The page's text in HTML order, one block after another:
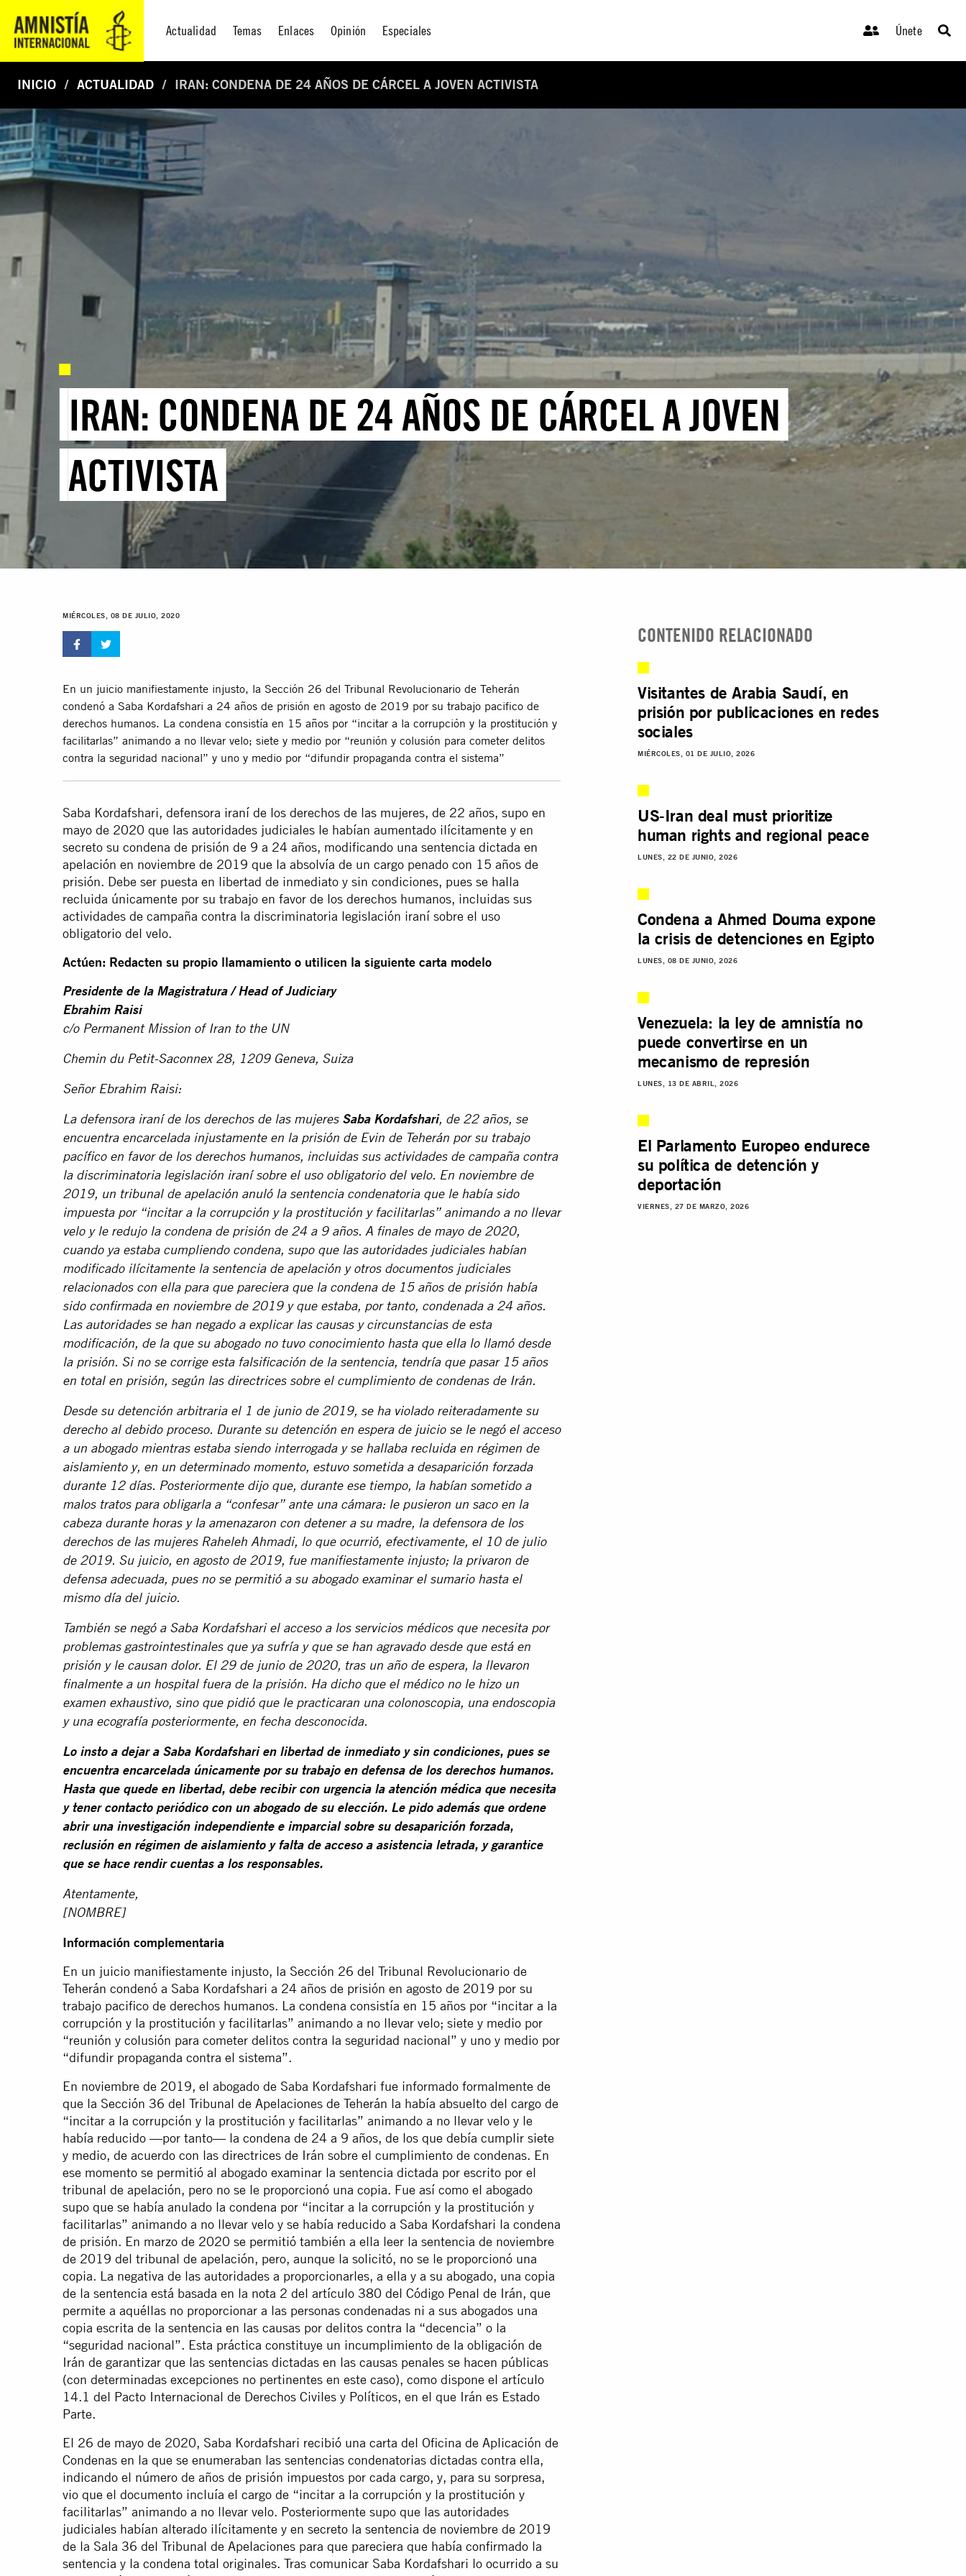
Actualidad Temas Enlaces Opinión Especiales Únete
INICIO ACTUALIDAD IRAN: CONDENA DE 24 AÑOS DE CÁRCEL A JOVEN ACTIVISTA
IRAN: CONDENA DE 24 AÑOS DE CÁRCEL A JOVEN
ACTIVISTA
MIÉRCOLES, 08 DE JULIO, 2020
En un juicio manifiestamente injusto, la Sección 26 del Tribunal Revolucionario de Teherán
condenó a Saba Kordafshari a 24 años de prisión en agosto de 2019 por su trabajo pacifico de
derechos humanos. La condena consistía en 15 años por “incitar a la corrupción y la prostitución y
facilitarlas” animando a no llevar velo; siete y medio por “reunión y colusión para cometer delitos
contra la seguridad nacional” y uno y medio por “difundir propaganda contra el sistema”
Saba Kordafshari, defensora iraní de los derechos de las mujeres, de 22 años, supo en
mayo de 2020 que las autoridades judiciales le habían aumentado ilícitamente y en
secreto su condena de prisión de 9 a 24 años, modificando una sentencia dictada en
apelación en noviembre de 2019 que la absolvía de un cargo penado con 15 años de
prisión. Debe ser puesta en libertad de inmediato y sin condiciones, pues se halla
recluida únicamente por su trabajo en favor de los derechos humanos, incluidas sus
actividades de campaña contra la discriminatoria legislación iraní sobre el uso
obligatorio del velo.
Actúen: Redacten su propio llamamiento o utilicen la siguiente carta modelo
Presidente de la Magistratura / Head of Judiciary
Ebrahim Raisi
c/o Permanent Mission of Iran to the UN
Chemin du Petit-Saconnex 28, 1209 Geneva, Suiza
Señor Ebrahim Raisi:
La defensora iraní de los derechos de las mujeres Saba Kordafshari, de 22 años, se
encuentra encarcelada injustamente en la prisión de Evin de Teherán por su trabajo
pacífico en favor de los derechos humanos, incluidas sus actividades de campaña contra
la discriminatoria legislación iraní sobre el uso obligatorio del velo. En noviembre de
2019, un tribunal de apelación anuló la sentencia condenatoria que le había sido
impuesta por “incitar a la corrupción y la prostitución y facilitarlas” animando a no llevar
velo y le redujo la condena de prisión de 24 a 9 años. A finales de mayo de 2020,
cuando ya estaba cumpliendo condena, supo que las autoridades judiciales habían
modificado ilícitamente la sentencia de apelación y otros documentos judiciales
relacionados con ella para que pareciera que la condena de 15 años de prisión había
sido confirmada en noviembre de 2019 y que estaba, por tanto, condenada a 24 años.
Las autoridades se han negado a explicar las causas y circunstancias de esta
modificación, de la que su abogado no tuvo conocimiento hasta que ella lo llamó desde
la prisión. Si no se corrige esta falsificación de la sentencia, tendría que pasar 15 años
en total en prisión, según las directrices sobre el cumplimiento de condenas de Irán.
Desde su detención arbitraria el 1 de junio de 2019, se ha violado reiteradamente su
derecho al debido proceso. Durante su detención en espera de juicio se le negó el acceso
a un abogado mientras estaba siendo interrogada y se hallaba recluida en régimen de
aislamiento y, en un determinado momento, estuvo sometida a desaparición forzada
durante 12 días. Posteriormente dijo que, durante ese tiempo, la habían sometido a
malos tratos para obligarla a “confesar” ante una cámara: le pusieron un saco en la
cabeza durante horas y la amenazaron con detener a su madre, la defensora de los
derechos de las mujeres Raheleh Ahmadi, lo que ocurrió, efectivamente, el 10 de julio
de 2019. Su juicio, en agosto de 2019, fue manifiestamente injusto; la privaron de
defensa adecuada, pues no se permitió a su abogado examinar el sumario hasta el
mismo día del juicio.
También se negó a Saba Kordafshari el acceso a los servicios médicos que necesita por
problemas gastrointestinales que ya sufría y que se han agravado desde que está en
prisión y le causan dolor. El 29 de junio de 2020, tras un año de espera, la llevaron
finalmente a un hospital fuera de la prisión. Ha dicho que el médico no le hizo un
examen exhaustivo, sino que pidió que le practicaran una colonoscopia, una endoscopia
y una ecografía posteriormente, en fecha desconocida.
Lo insto a dejar a Saba Kordafshari en libertad de inmediato y sin condiciones, pues se
encuentra encarcelada únicamente por su trabajo en defensa de los derechos humanos.
Hasta que quede en libertad, debe recibir con urgencia la atención médica que necesita
y tener contacto periódico con un abogado de su elección. Le pido además que ordene
abrir una investigación independiente e imparcial sobre su desaparición forzada,
reclusión en régimen de aislamiento y falta de acceso a asistencia letrada, y garantice
que se hace rendir cuentas a los responsables.
Atentamente,
[NOMBRE]
Información complementaria
En un juicio manifiestamente injusto, la Sección 26 del Tribunal Revolucionario de
Teherán condenó a Saba Kordafshari a 24 años de prisión en agosto de 2019 por su
trabajo pacifico de derechos humanos. La condena consistía en 15 años por “incitar a la
corrupción y la prostitución y facilitarlas” animando a no llevar velo; siete y medio por
“reunión y colusión para cometer delitos contra la seguridad nacional” y uno y medio por
“difundir propaganda contra el sistema”.
En noviembre de 2019, el abogado de Saba Kordafshari fue informado formalmente de
que la Sección 36 del Tribunal de Apelaciones de Teherán la había absuelto del cargo de
“incitar a la corrupción y la prostitución y facilitarlas” animando a no llevar velo y le
había reducido —por tanto— la condena de 24 a 9 años, de los que debía cumplir siete
y medio, de acuerdo con las directrices de Irán sobre el cumplimiento de condenas. En
ese momento se permitió al abogado examinar la sentencia dictada por escrito por el
tribunal de apelación, pero no se le proporcionó una copia. Fue así como el abogado
supo que se había anulado la condena por “incitar a la corrupción y la prostitución y
facilitarlas” animando a no llevar velo y se había reducido a Saba Kordafshari la condena
de prisión. En marzo de 2020 se permitió también a ella leer la sentencia de noviembre
de 2019 del tribunal de apelación, pero, aunque la solicitó, no se le proporcionó una
copia. La negativa de las autoridades a proporcionarles, a ella y a su abogado, una copia
de la sentencia está basada en la nota 2 del artículo 380 del Código Penal de Irán, que
permite a aquéllas no proporcionar a las personas condenadas ni a sus abogados una
copia escrita de la sentencia en las causas por delitos contra la “decencia” o la
“seguridad nacional”. Esta práctica constituye un incumplimiento de la obligación de
Irán de garantizar que las sentencias dictadas en las causas penales se hacen públicas
(con determinadas excepciones no pertinentes en este caso), como dispone el artículo
14.1 del Pacto Internacional de Derechos Civiles y Políticos, en el que Irán es Estado
Parte.
El 26 de mayo de 2020, Saba Kordafshari recibió una carta del Oficina de Aplicación de
Condenas en la que se enumeraban las sentencias condenatorias dictadas contra ella,
indicando el número de años de prisión impuestos por cada cargo, y, para su sorpresa,
vio que el documento incluía el cargo de “incitar a la corrupción y la prostitución y
facilitarlas” animando a no llevar velo. Posteriormente supo que las autoridades
judiciales habían alterado ilícitamente y en secreto la sentencia de noviembre de 2019
de la Sala 36 del Tribunal de Apelaciones para que pareciera que había confirmado la
sentencia y la condena total originales. Tras comunicar Saba Kordafshari lo ocurrido a su
CONTENIDO RELACIONADO
Visitantes de Arabia Saudí, en
prisión por publicaciones en redes
sociales
MIÉRCOLES, 01 DE JULIO, 2026
US-Iran deal must prioritize
human rights and regional peace
LUNES, 22 DE JUNIO, 2026
Condena a Ahmed Douma expone
la crisis de detenciones en Egipto
LUNES, 08 DE JUNIO, 2026
Venezuela: la ley de amnistía no
puede convertirse en un
mecanismo de represión
LUNES, 13 DE ABRIL, 2026
El Parlamento Europeo endurece
su política de detención y
deportación
VIERNES, 27 DE MARZO, 2026